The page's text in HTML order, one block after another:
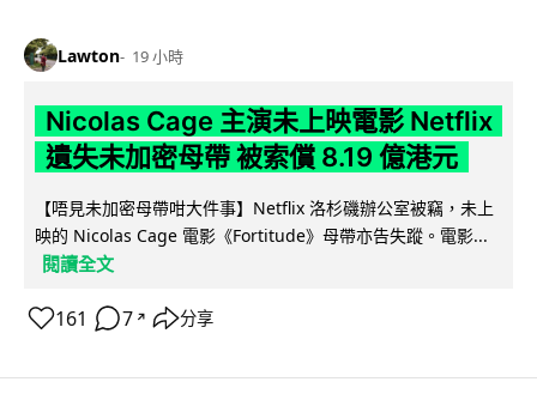
Lawton 19 小時
Nicolas Cage 主演未上映電影 Netflix
遺失未加密母帶 被索償 8.19 億港元
【唔見未加密母帶咁大件事】Netflix 洛杉磯辦公室被竊，未上
映的 Nicolas Cage 電影《Fortitude》母帶亦告失蹤。電影...
閱讀全文
161 7 ↗ 分享